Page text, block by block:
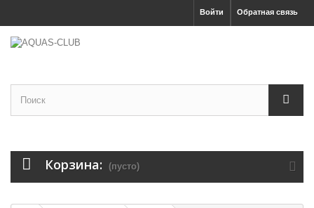
Обратная связь
Войти
Корзина: (пусто)